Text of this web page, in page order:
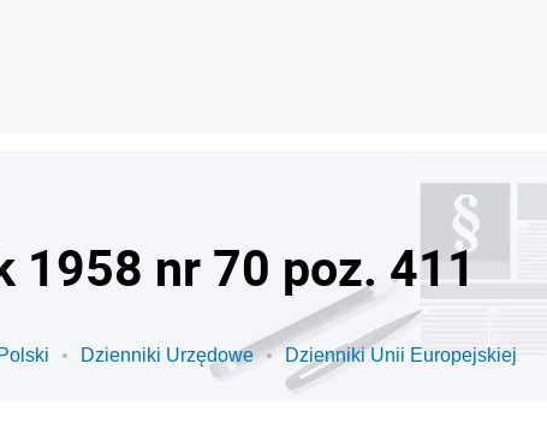
1958 nr 70 poz. 411
Dzienniki Urzędowe Dzienniki Unii Europejskiej